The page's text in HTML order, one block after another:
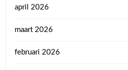
april 2026
maart 2026
februari 2026